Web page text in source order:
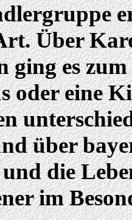
Über
ging es
oder eine
über
die
im